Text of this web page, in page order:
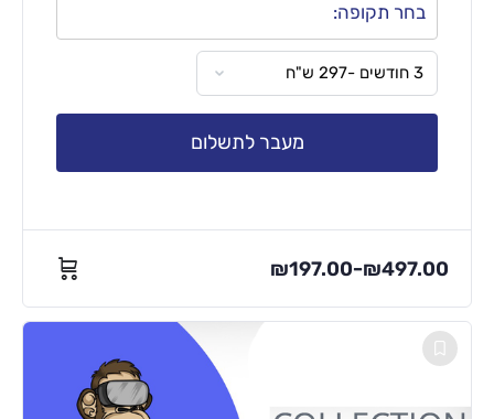
בחר תקופה:
מעבר לתשלום
₪197.00–₪497.00